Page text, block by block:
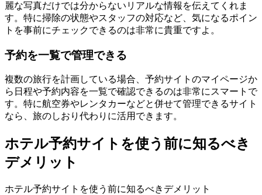
麗な写真だけでは分からないリアルな情報を伝えてくれま
す。特に掃除の状態やスタッフの対応など、気になるポイン
トを事前にチェックできるのは非常に貴重ですよ。
予約を一覧で管理できる
複数の旅行を計画している場合、予約サイトのマイページか
ら日程や予約内容を一覧で確認できるのは非常にスマートで
す。特に航空券やレンタカーなどと併せて管理できるサイト
なら、旅のしおり代わりに活用できます。
ホテル予約サイトを使う前に知るべき
デメリット
ホテル予約サイトを使う前に知るべきデメリット